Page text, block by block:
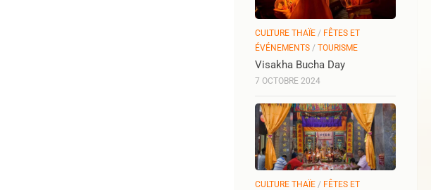
CULTURE THAÏE / FÊTES ET
ÉVÉNEMENTS / TOURISME
Visakha Bucha Day
7 OCTOBRE 2024
CULTURE THAÏE / FÊTES ET